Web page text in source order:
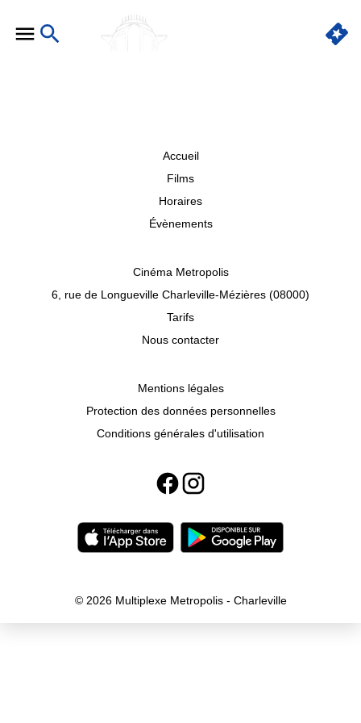
Accueil
Films
Horaires
Évènements
Cinéma Metropolis
6, rue de Longueville Charleville-Mézières (08000)
Tarifs
Nous contacter
Mentions légales
Protection des données personnelles
Conditions générales d'utilisation
© 2026 Multiplexe Metropolis - Charleville